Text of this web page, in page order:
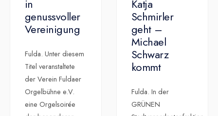
in
genussvoller
Vereinigung
Fulda. Unter diesem
Titel veranstaltete
der Verein Fuldaer
Orgelbühne e.V.
eine Orgelsoirée
Katja
Schmirler
geht –
Michael
Schwarz
kommt
Fulda. In der
GRÜNEN